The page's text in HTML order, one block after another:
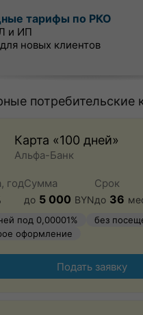
тарифы по РКО
и ИП
новых клиентов
потребительские
Карта «100 дней»
Альфа-Банк
годСумма
до 5 000 BYN
Срок
до 36
под 0,00001%
без
оформление
Подать заявку